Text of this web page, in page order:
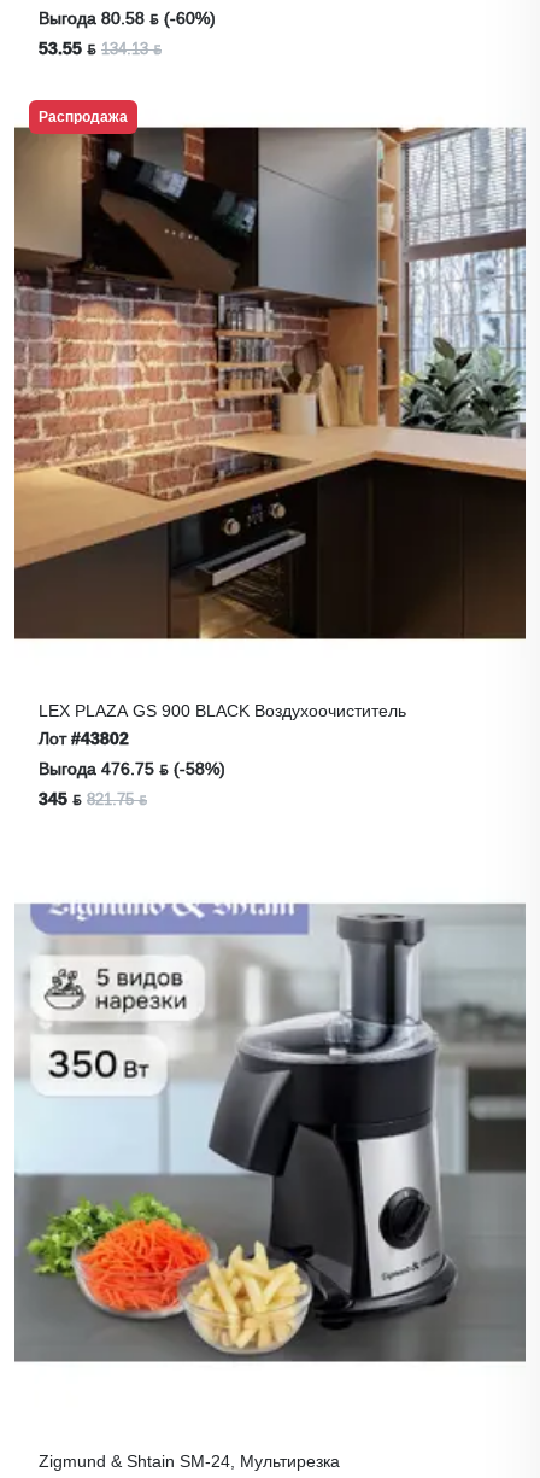
Выгода 80.58 ƃ (-60%)
53.55 ƃ 134.13 ƃ
Распродажа
LEX PLAZA GS 900 BLACK Воздухоочиститель
Лот#43802
Выгода 476.75 ƃ (-58%)
345 ƃ 821.75 ƃ
Zigmund & Shtain SM-24, Мультирезка